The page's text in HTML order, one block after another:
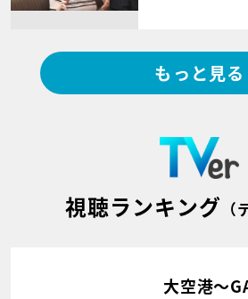
もっと見る
視聴ランキング
大空港～